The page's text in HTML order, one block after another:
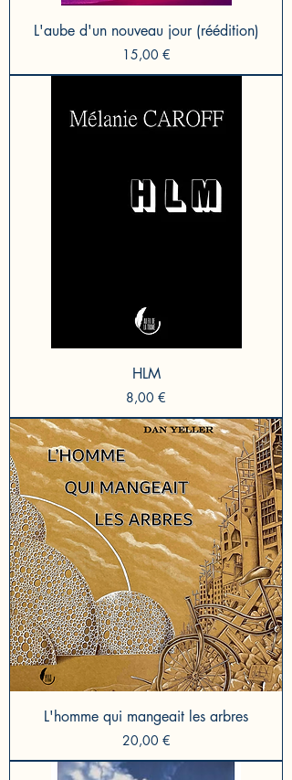
L'aube d'un nouveau jour (réédition)
Prix
15,00 €
HLM
Prix
8,00 €
L'homme qui mangeait les arbres
Prix
20,00 €